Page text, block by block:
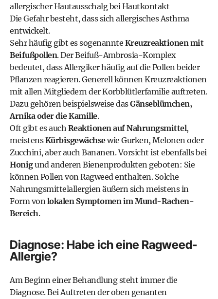
allergischer Hautausschalg bei Hautkontakt
Die Gefahr besteht, dass sich allergisches Asthma
entwickelt.
Sehr häufig gibt es sogenannte Kreuzreaktionen mit
Beifußpollen. Der Beifuß-Ambrosia-Komplex
bedeutet, dass Allergiker häufig auf die Pollen beider
Pflanzen reagieren. Generell können Kreuzreaktionen
mit allen Mitgliedern der Korbblütlerfamilie auftreten.
Dazu gehören beispielsweise dasGänseblümchen,
Arnika oder die Kamille.
Oft gibt es auch Reaktionen auf Nahrungsmittel,
meistensKürbisgewächsewie Gurken, Melonen oder
Zucchini, aber auch Bananen. Vorsicht ist ebenfalls bei
Honigund anderen Bienenprodukten geboten: Sie
können Pollen von Ragweed enthalten. Solche
Nahrungsmittelallergien äußern sich meistens in
Form vonlokalen Symptomen im Mund-Rachen-
Bereich.
Diagnose: Habe ich eine Ragweed-
Allergie?
Am Beginn einer Behandlung steht immer die
Diagnose. Bei Auftreten der oben genanten